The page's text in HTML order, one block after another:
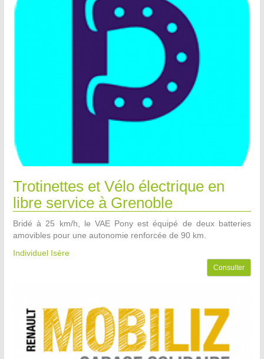
Trotinettes et Vélo électrique en
libre service à Grenoble
Bridé à 25 km/h, le VAE Pony est équipé de deux batteries
amovibles pour une autonomie renforcée de 90 km.
Individuel Isère
Consulter